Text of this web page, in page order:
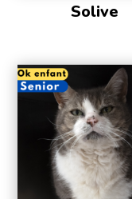
Solive